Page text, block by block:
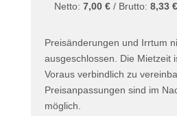
Netto: 7,00 €/ Brutto: 8,33 €
Preisänderungen und Irrtum
ausgeschlossen. Die Mietzeit
Voraus verbindlich zu
Preisanpassungen sind im
möglich.